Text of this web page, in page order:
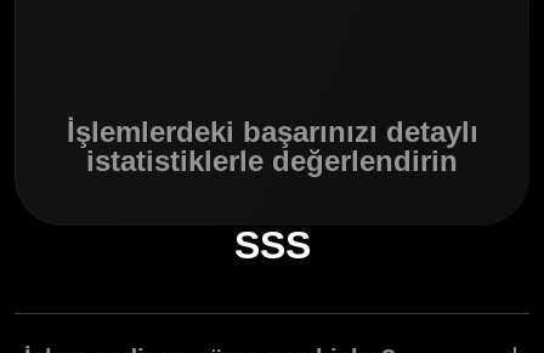
İşlemlerdeki başarınızı detaylı
istatistiklerle değerlendirin
SSS